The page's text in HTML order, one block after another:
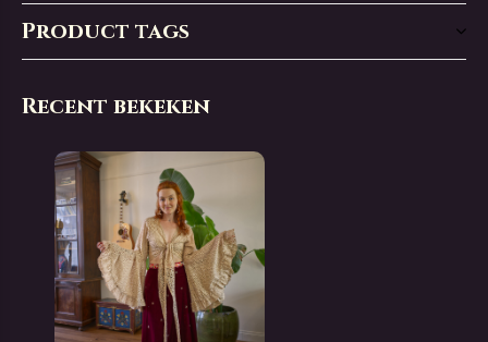
Product tags
Recent bekeken